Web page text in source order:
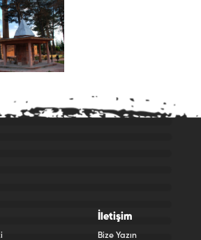
İletişim
Bize Yazın